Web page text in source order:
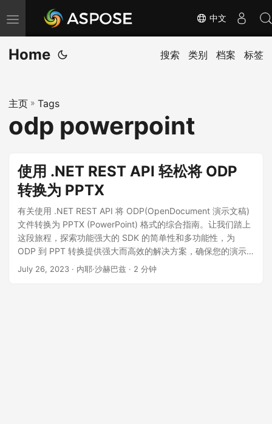
切
换
导
中文
Home 搜索 类别 档案 标签
主页 » Tags
odp powerpoint
使用 .NET REST API 轻松将 ODP
转换为 PPTX
有关使用 .NET REST API 将 ODP(OpenDocument 演示文稿)
文件转换为 PPTX (PowerPoint) 格式的综合指南。让我们踏上
这段旅程，探索功能强大的 SDK 的简单性和多功能性，为
ODP 到 PPT 转换提供强大而高效的解决方案，确保您的演示
内容保持完整，并且您的幻灯片保留其原始格式和布局。
July 26, 2023 · 内耶·沙赫巴兹 · 2 分钟